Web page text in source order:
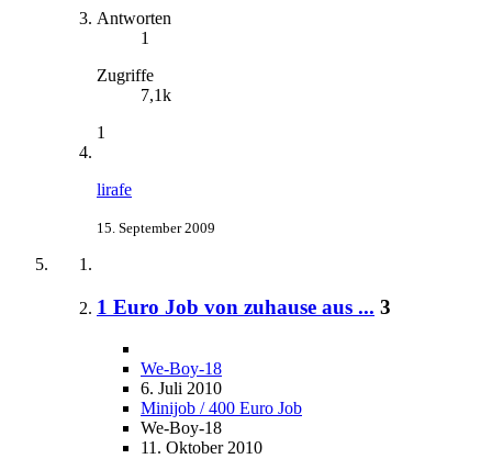
Antworten
1
Zugriffe
7,1k
1
lirafe
15. September 2009
1 Euro Job von zuhause aus ... 3
We-Boy-18
6. Juli 2010
Minijob / 400 Euro Job
We-Boy-18
11. Oktober 2010